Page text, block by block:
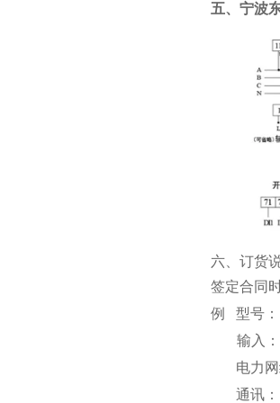
五、宁波
六、订货
签定合同
例
型号：
输入：
电力
通讯：